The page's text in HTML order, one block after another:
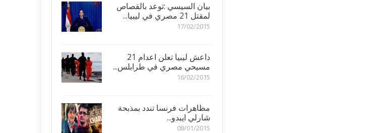
بيان السيسي :توعد بالقصاص
لمقتل 21 مصري في ليبيا...
17/02/2015
داعش ليبيا تعلن اعدام 21
مسيحي مصري في طرابلس...
16/02/2015
مظاهرات فرنسا تندد بمذبحة
شارلي ايبدو...
08/01/2015